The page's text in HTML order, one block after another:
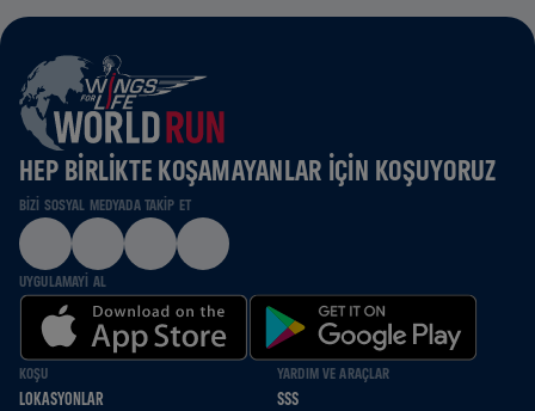
HEP BIRLIKTE KOŞAMAYANLAR IÇIN KOŞUYORUZ
BIZI SOSYAL MEDYADA TAKIP ET
UYGULAMAYI AL
KOŞU
LOKASYONLAR
YARDIM VE ARAÇLAR
SSS